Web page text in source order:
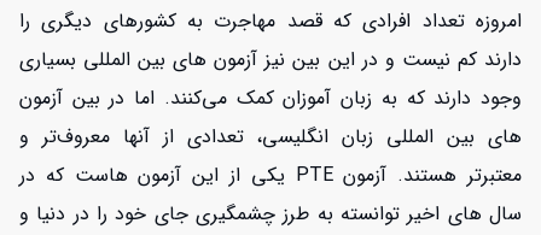
امروزه تعداد افرادی که قصد مهاجرت به کشورهای دیگری را
دارند کم نیست و در این بین نیز آزمون های بین المللی بسیاری
وجود دارند که به زبان آموزان کمک می‌کنند. اما در بین آزمون
های بین المللی زبان انگلیسی، تعدادی از آنها معروف‌تر و
معتبرتر هستند. آزمون PTE یکی از این آزمون هاست که در
سال های اخیر توانسته به طرز چشمگیری جای خود را در دنیا و